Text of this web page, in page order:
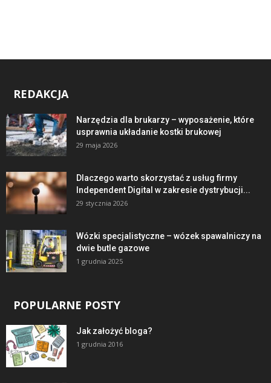
REDAKCJA
Narzędzia dla brukarzy – wyposażenie, które
usprawnia układanie kostki brukowej
29 maja 2026
Dlaczego warto skorzystać z usług firmy
Independent Digital w zakresie dystrybucji...
29 stycznia 2026
Wózki specjalistyczne – wózek spawalniczy na
dwie butle gazowe
1 grudnia 2025
POPULARNE POSTY
Jak założyć bloga?
1 grudnia 2016